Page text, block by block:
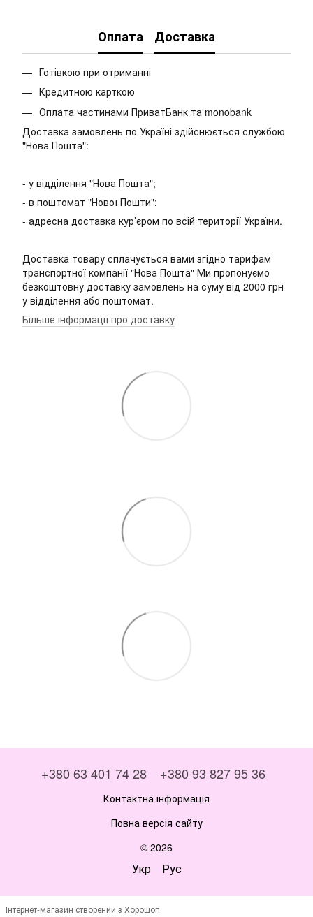
Оплата Доставка
Готівкою при отриманні
Кредитною карткою
Оплата частинами ПриватБанк та monobank
Доставка замовлень по Україні здійснюється службою
"Нова Пошта":
- у відділення "Нова Пошта";
- в поштомат "Нової Пошти";
- адресна доставка кур’єром по всій території України.
Доставка товару сплачується вами згідно тарифам
транспортної компанії "Нова Пошта" Ми пропонуємо
безкоштовну доставку замовлень на суму від 2000 грн
у відділення або поштомат.
Більше інформації про доставку
+380 63 401 74 28 +380 93 827 95 36
Контактна інформація
Повна версія сайту
© 2026
Укр Рус
Інтернет-магазин створений з Хорошоп